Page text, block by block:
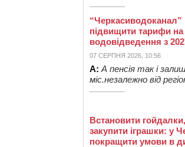
“Черкасиводоканал”
підвищити тарифи на
водовідведення з
07 СЕРПНЯ 2026, 10:56
А: А пенсія так і
міс.незалежно від
Встановити
закупити іграшки: у
покращити умови в